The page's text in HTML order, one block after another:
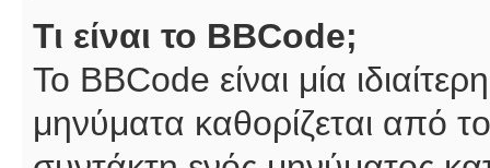
Τι είναι το BBCode;
Το BBCode είναι μία
μηνύματα καθορίζεται από